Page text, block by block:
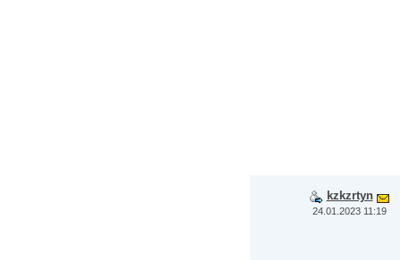
kzkzrtyn
24.01.2023 11:19